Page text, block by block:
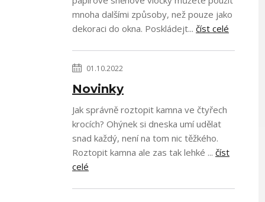
mnoha dalšími způsoby, než pouze jako
dekoraci do okna. Poskládejt... číst celé
01.10.2022
Novinky
Jak správně roztopit kamna ve čtyřech
krocích? Ohýnek si dneska umí udělat
snad každý, není na tom nic těžkého.
Roztopit kamna ale zas tak lehké ... číst
celé